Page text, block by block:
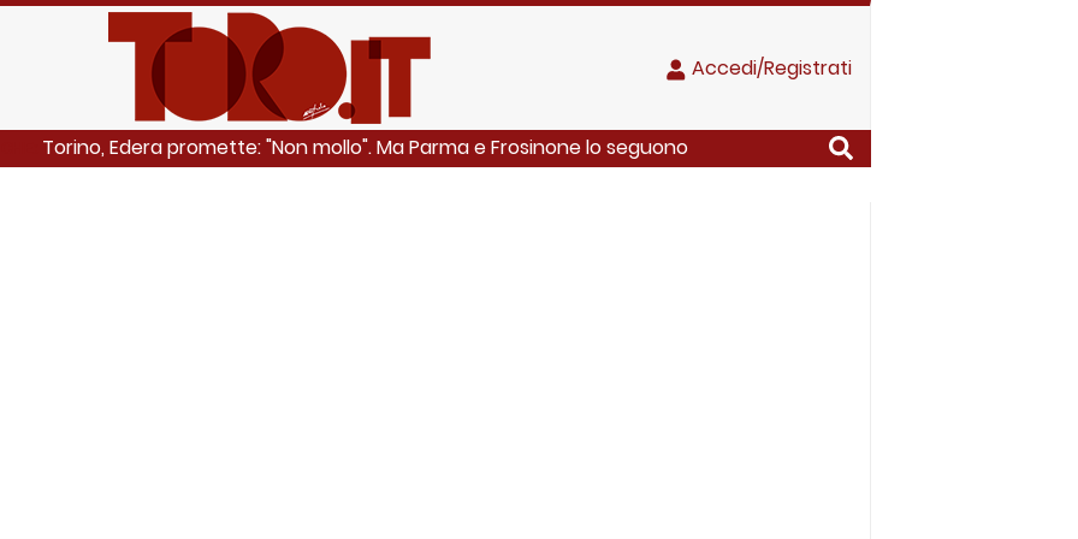
Accedi/Registrati
Torino, Edera promette: "Non mollo". Ma Parma e Frosinone lo seguono